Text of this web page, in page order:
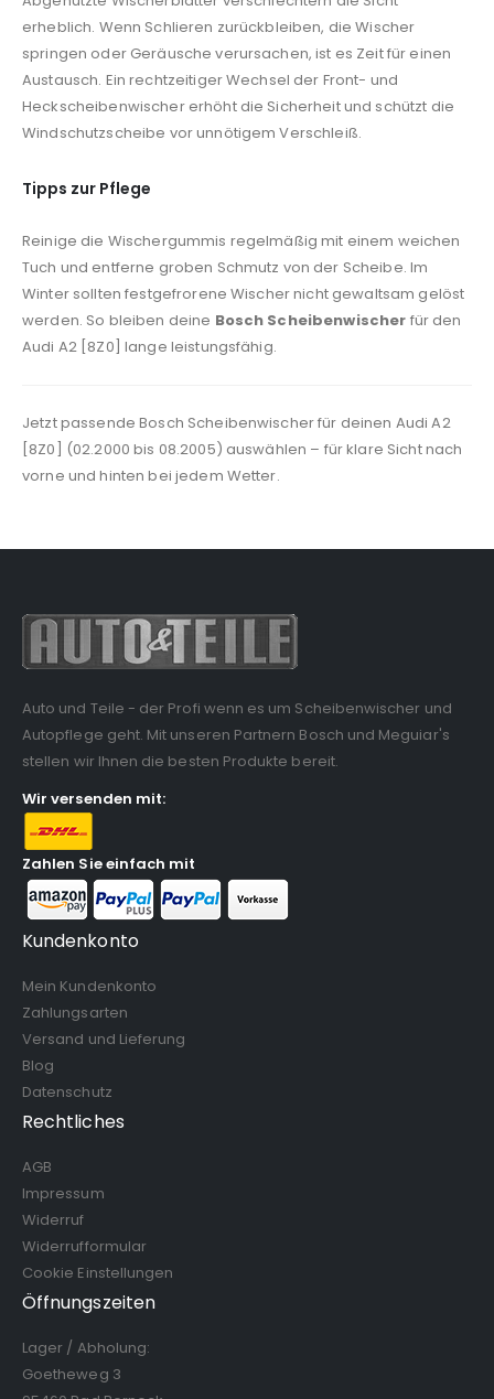
erheblich. Wenn Schlieren zurückbleiben, die Wischer
springen oder Geräusche verursachen, ist es Zeit für einen
Austausch. Ein rechtzeitiger Wechsel der Front- und
Heckscheibenwischer erhöht die Sicherheit und schützt die
Windschutzscheibe vor unnötigem Verschleiß.
Tipps zur Pflege
Reinige die Wischergummis regelmäßig mit einem weichen
Tuch und entferne groben Schmutz von der Scheibe. Im
Winter sollten festgefrorene Wischer nicht gewaltsam gelöst
werden. So bleiben deine Bosch Scheibenwischer für den
Audi A2 [8Z0] lange leistungsfähig.
Jetzt passende Bosch Scheibenwischer für deinen Audi A2
[8Z0] (02.2000 bis 08.2005) auswählen – für klare Sicht nach
vorne und hinten bei jedem Wetter.
Auto und Teile - der Profi wenn es um Scheibenwischer und
Autopflege geht. Mit unseren Partnern Bosch und Meguiar's
stellen wir Ihnen die besten Produkte bereit.
Wir versenden mit:
Zahlen Sie einfach mit
Kundenkonto
Mein Kundenkonto
Zahlungsarten
Versand und Lieferung
Blog
Datenschutz
Rechtliches
AGB
Impressum
Widerruf
Widerrufformular
Cookie Einstellungen
Öffnungszeiten
Lager / Abholung:
Goetheweg 3